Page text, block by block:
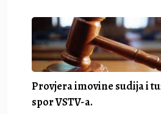
Provjera imovine sudija i
spor VSTV-a.